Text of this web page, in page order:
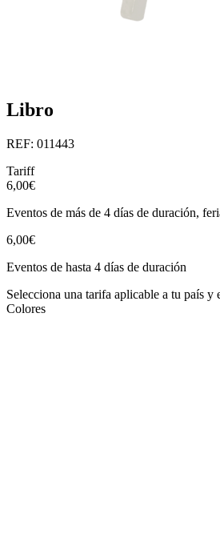
Libro
REF: 011443
Tariff
6,00€
Eventos de más de 4 días de duración,
6,00€
Eventos de hasta 4 días de duración
Selecciona una tarifa aplicable a tu país y
Colores